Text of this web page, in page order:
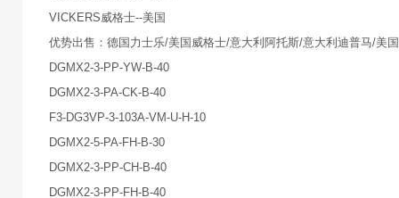
VICKERS威格士--美国
优势出售：德国力士乐/美国威格士/意大利阿托斯/意大利迪普马/美
DGMX2-3-PP-YW-B-40
DGMX2-3-PA-CK-B-40
F3-DG3VP-3-103A-VM-U-H-10
DGMX2-5-PA-FH-B-30
DGMX2-3-PP-CH-B-40
DGMX2-3-PP-FH-B-40